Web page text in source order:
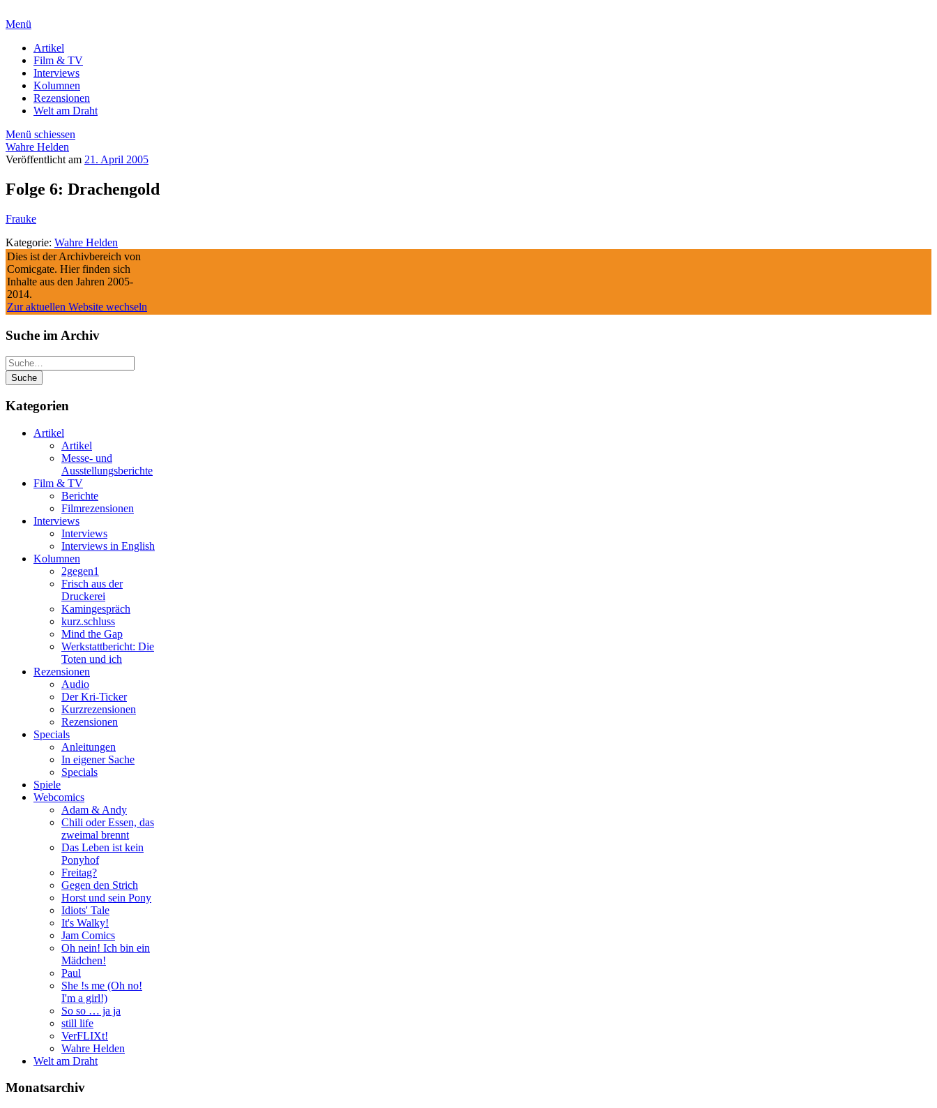
Menü
Artikel
Film & TV
Interviews
Kolumnen
Rezensionen
Welt am Draht
Menü schiessen
Wahre Helden
Veröffentlicht am 21. April 2005
Folge 6: Drachengold
Frauke
Kategorie: Wahre Helden
Dies ist der Archivbereich von
Comicgate. Hier finden sich
Inhalte aus den Jahren 2005-
2014.
Zur aktuellen Website wechseln
Suche im Archiv
Suche
Kategorien
Artikel
Artikel
Messe- und
Ausstellungsberichte
Film & TV
Berichte
Filmrezensionen
Interviews
Interviews
Interviews in English
Kolumnen
2gegen1
Frisch aus der
Druckerei
Kamingespräch
kurz.schluss
Mind the Gap
Werkstattbericht: Die
Toten und ich
Rezensionen
Audio
Der Kri-Ticker
Kurzrezensionen
Rezensionen
Specials
Anleitungen
In eigener Sache
Specials
Spiele
Webcomics
Adam & Andy
Chili oder Essen, das
zweimal brennt
Das Leben ist kein
Ponyhof
Freitag?
Gegen den Strich
Horst und sein Pony
Idiots' Tale
It's Walky!
Jam Comics
Oh nein! Ich bin ein
Mädchen!
Paul
She !s me (Oh no!
I'm a girl!)
So so … ja ja
still life
VerFLIXt!
Wahre Helden
Welt am Draht
Monatsarchiv